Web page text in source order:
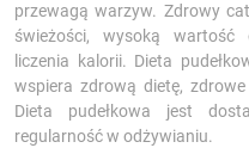
przewagą warzyw. Zdrowy
świeżości, wysoką wartość
liczenia kalorii. Dieta
wspiera zdrową dietę,
Dieta pudełkowa jest
regularność w odżywianiu.